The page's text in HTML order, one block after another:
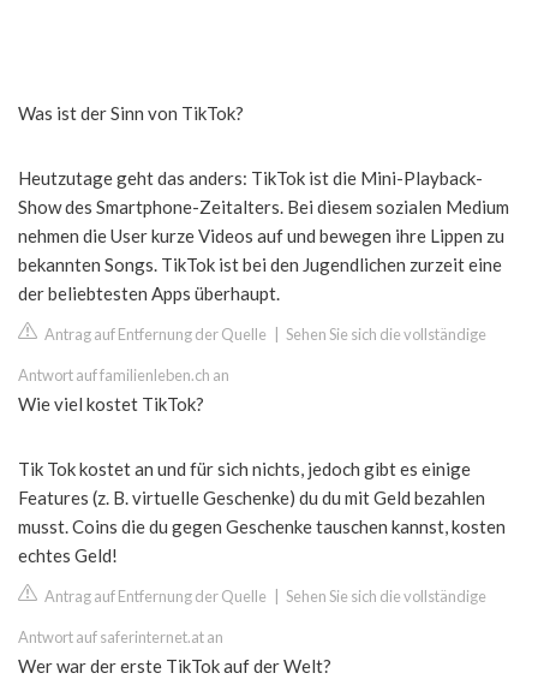
Was ist der Sinn von TikTok?
Heutzutage geht das anders: TikTok ist die Mini-Playback-
Show des Smartphone-Zeitalters. Bei diesem sozialen Medium
nehmen die User kurze Videos auf und bewegen ihre Lippen zu
bekannten Songs. TikTok ist bei den Jugendlichen zurzeit eine
der beliebtesten Apps überhaupt.
Antrag auf Entfernung der Quelle Sehen Sie sich die vollständige
Antwort auf familienleben.ch an
Wie viel kostet TikTok?
Tik Tok kostet an und für sich nichts, jedoch gibt es einige
Features (z. B. virtuelle Geschenke) du du mit Geld bezahlen
musst. Coins die du gegen Geschenke tauschen kannst, kosten
echtes Geld!
Antrag auf Entfernung der Quelle Sehen Sie sich die vollständige
Antwort auf saferinternet.at an
Wer war der erste TikTok auf der Welt?